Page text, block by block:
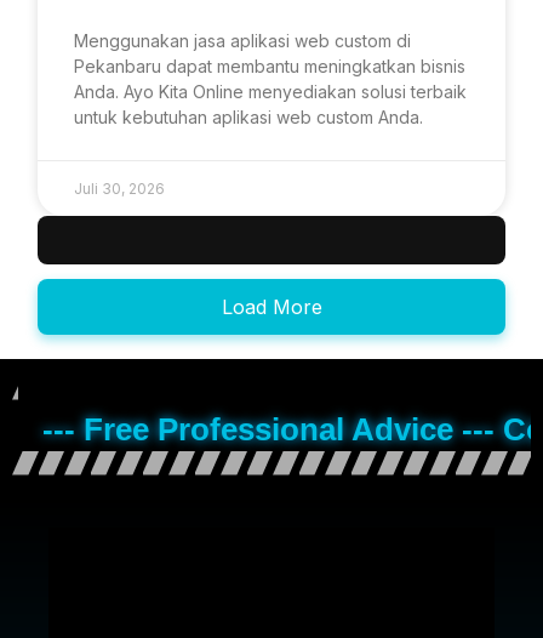
Menggunakan jasa aplikasi web custom di
Pekanbaru dapat membantu meningkatkan bisnis
Anda. Ayo Kita Online menyediakan solusi terbaik
untuk kebutuhan aplikasi web custom Anda.
Juli 30, 2026
Load More
--- Free Professional Advice ---